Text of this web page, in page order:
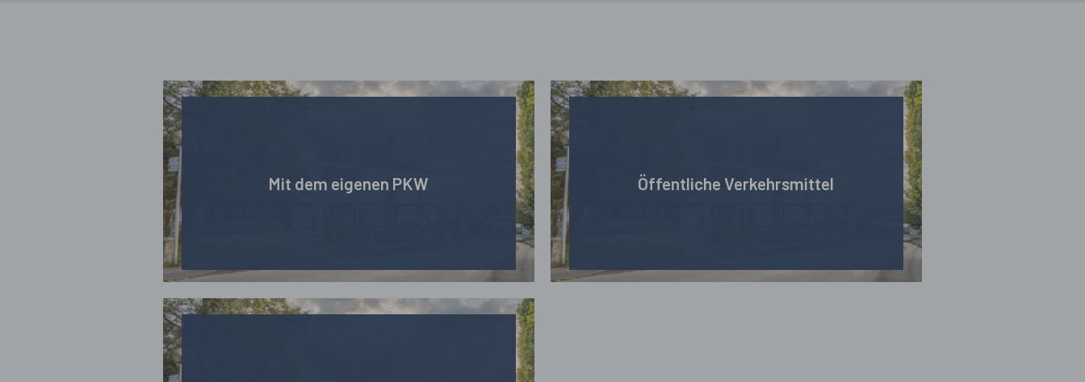
Mit dem eigenen PKW Öffentliche Verkehrsmittel